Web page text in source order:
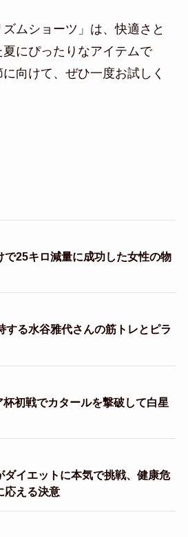
ムショーツ」は、快適さと
にぴったりなアイテムで
向けて、ぜひ一度お試しく
で25キロ減量に成功した女性の物
する水谷雅代さんの筋トレとピラ
初戦でカタールを撃破して白星
ダイエットに本気で挑戦、健康危
応える決意